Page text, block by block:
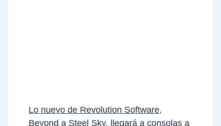
Lo nuevo de Revolution Software,
Beyond a Steel Sky, llegará a consolas a